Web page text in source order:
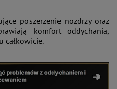
poszerzenie nozdrzy oraz
komfort oddychania,
całkowicie.